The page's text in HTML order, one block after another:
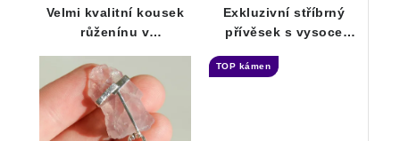
Velmi kvalitní kousek
růženínu v
stříbrném přívěsku
Exkluzivní stříbrný
přívěsek s vysoce
českým růženínem
TOP kámen